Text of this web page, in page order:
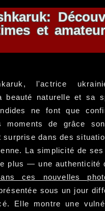
et
l'actrice
beauté naturelle et sa
ne font que
moments de grâce
surprise dans des
La simplicité de
plus — une authenticité
ces nouvelles
sous un jour
Elle montre une